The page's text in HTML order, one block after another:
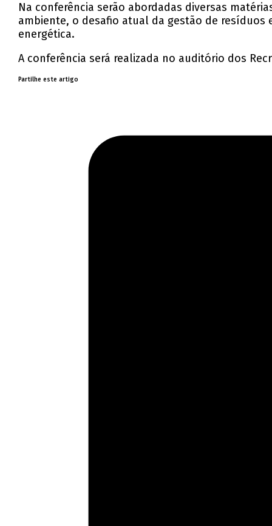
Na conferência serão abordadas diversas
ambiente, o desafio atual da gestão de
energética.
A conferência será realizada no auditório dos
Partilhe este artigo